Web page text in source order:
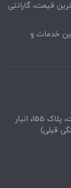
قیمت، گارانتی
خدمات و
قم، میدان توحید، رو به روی بانک ملت، پلاک 155، انبار
قبلی)